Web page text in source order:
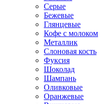
Серые
Бежевые
Глянцевые
Кофе с молоком
Металлик
Слоновая кость
Фуксия
Шоколад
Шампань
Оливковые
Оранжевые